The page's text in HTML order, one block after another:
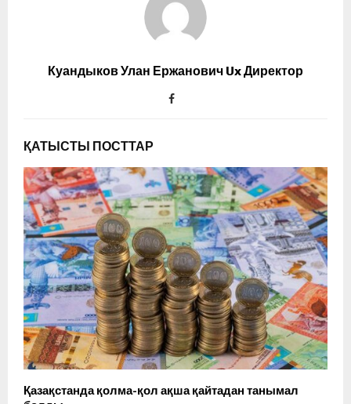
Куандыков Улан Ержанович Ux Директор
ҚАТЫСТЫ ПОСТТАР
Қазақстанда қолма-қол ақша қайтадан танымал